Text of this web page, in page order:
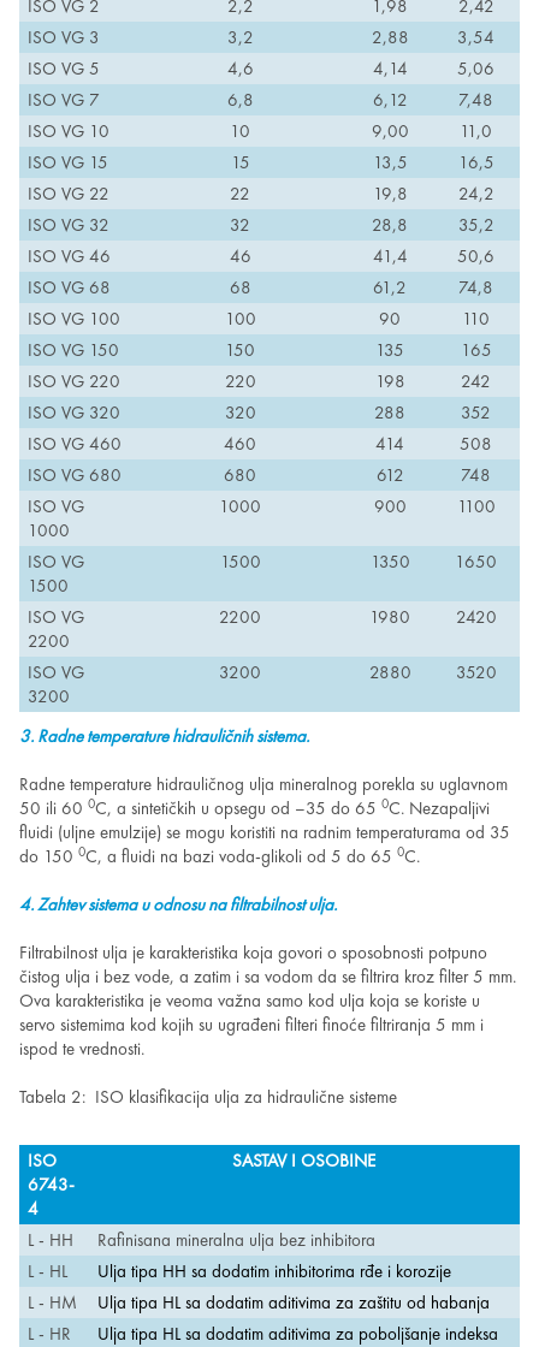
ISO VG 2 2,2 1,98
2,42
ISO VG 3
3,2 2,88
3,54
ISO VG 5
4,6 4,14
5,06
ISO VG 7
6,8 6,12
7,48
ISO VG 10
10 9,00
11,0
ISO VG 15
15 13,5
16,5
ISO VG 22
22 19,8
24,2
ISO VG 32
32 28,8
35,2
ISO VG 46
46 41,4
50,6
ISO VG 68
68 61,2
74,8
ISO VG 100
100 90
110
ISO VG 150
150 135
165
ISO VG 220
220 198
242
ISO VG 320
320 288
352
ISO VG 460
460 414
508
ISO VG 680
680 612
748
ISO VG
1000
1000 900 1100
ISO VG
1500
1500 1350 1650
ISO VG
2200
2200 1980 2420
ISO VG
3200
3200 2880 3520
3. Radne temperature hidrauličnih sistema.
Radne temperature hidrauličnog ulja mineralnog porekla su uglavnom
50 ili 60 0C, a sintetičkih u opsegu od –35 do 65 0C. Nezapaljivi
fluidi (uljne emulzije) se mogu koristiti na radnim temperaturama od 35
do 150 0C, a fluidi na bazi voda-glikoli od 5 do 65 0C.
4. Zahtev sistema u odnosu na filtrabilnost ulja.
Filtrabilnost ulja je karakteristika koja govori o sposobnosti potpuno
čistog ulja i bez vode, a zatim i sa vodom da se filtrira kroz filter 5 mm.
Ova karakteristika je veoma važna samo kod ulja koja se koriste u
servo sistemima kod kojih su ugrađeni filteri finoće filtriranja 5 mm i
ispod te vrednosti.
Tabela 2: ISO klasifikacija ulja za hidraulične sisteme
ISO
6743-
4
SASTAV I OSOBINE
L - HH
Rafinisana mineralna ulja bez inhibitora
L - HL
Ulja tipa HH sa dodatim inhibitorima rđe i korozije
L - HM
Ulja tipa HL sa dodatim aditivima za zaštitu od habanja
L - HR
Ulja tipa HL sa dodatim aditivima za poboljšanje indeksa